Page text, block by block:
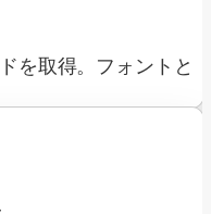
を取得。フォントと